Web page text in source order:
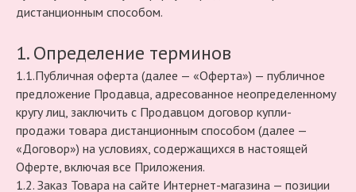
дистанционным способом.
1. Определение терминов
1.1.Публичная оферта (далее — «Оферта») — публичное
предложение Продавца, адресованное неопределенному
кругу лиц, заключить с Продавцом договор купли-
продажи товара дистанционным способом (далее —
«Договор») на условиях, содержащихся в настоящей
Оферте, включая все Приложения.
1.2. Заказ Товара на сайте Интернет-магазина — позиции